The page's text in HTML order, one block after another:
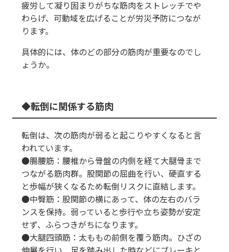
疲労して凝り固まりがちな筋肉をストレッチでや
わらげ、可動域を広げることが労災予防につなが
ります。
具体的には、体のどの部分の筋肉が重要なのでし
ょうか。
転倒に関係する筋肉
転倒は、次の筋肉が弱ると起こりやすくなると言
われています。
●腸腰筋：腰椎から骨盤の内側を経て大腿骨まで
つながる筋肉群。股関節の屈曲を行い、硬直する
と歩幅が狭くなるため転倒リスクに直結します。
●中臀筋：股関節の横にあって、体の左右のバラ
ンスを保持。弱っていると歩行や立ち姿勢が安定
せず、ふらつきがちになります。
●大腿四頭筋：太ももの前側を覆う筋肉。ひざの